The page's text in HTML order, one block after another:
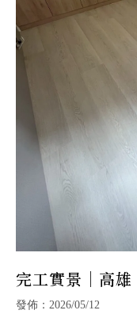
完工實景｜高
灰木 × 清爽北歐
發佈：2026/05/12